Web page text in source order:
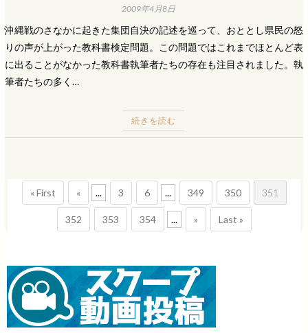
2009年4月8日
沖縄戦のさなかに起きた集団自決の記述を巡って、おととし県民の怒
りの声が上がった教科書検定問題。この問題ではこれまでほとんど表
に出ることがなかった教科書執筆者たちの存在も注目されました。執
筆者たちの多く…
続きを読む
« First « ... 3 6 ... 349 350 351
352 353 354 ... » Last »